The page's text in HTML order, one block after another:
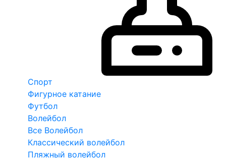
Спорт
Фигурное катание
Футбол
Волейбол
Все Волейбол
Классический волейбол
Пляжный волейбол